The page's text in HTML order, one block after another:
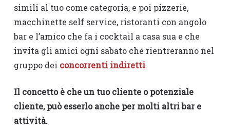
simili al tuo come categoria, e poi pizzerie,
macchinette self service, ristoranti con angolo
bar e l’amico che fa i cocktail a casa sua e che
invita gli amici ogni sabato che rientreranno nel
gruppo dei concorrenti indiretti.
Il concetto è che un tuo cliente o potenziale
cliente, può esserlo anche per molti altri bar e
attività.